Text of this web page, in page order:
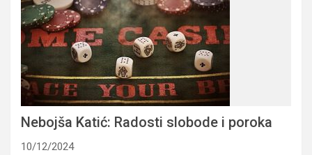
Nebojša Katić: Radosti slobode i poroka
10/12/2024